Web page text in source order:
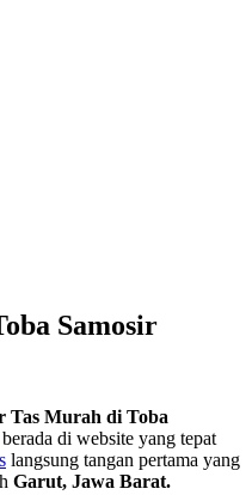
Samosir
Tas Murah di Toba
di website yang tepat
langsung tangan pertama yang
Garut, Jawa Barat.